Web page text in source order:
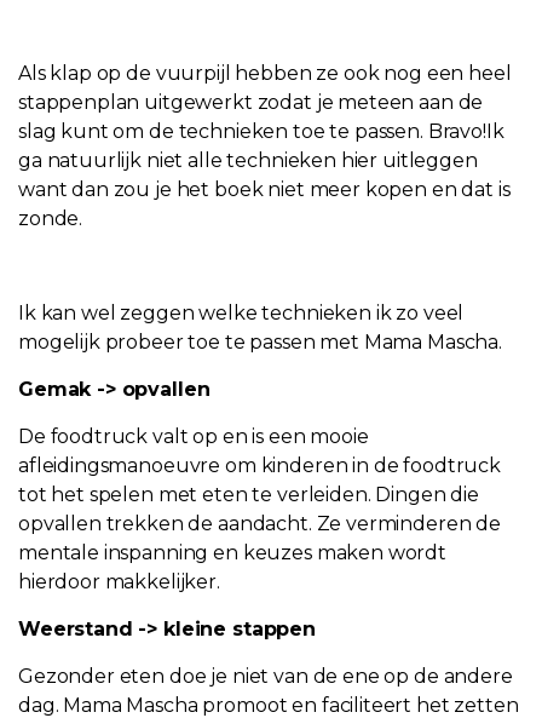
Als klap op de vuurpijl hebben ze ook nog een heel
stappenplan uitgewerkt zodat je meteen aan de
slag kunt om de technieken toe te passen. Bravo!Ik
ga natuurlijk niet alle technieken hier uitleggen
want dan zou je het boek niet meer kopen en dat is
zonde.
Ik kan wel zeggen welke technieken ik zo veel
mogelijk probeer toe te passen met Mama Mascha.
Gemak -> opvallen
De foodtruck valt op en is een mooie
afleidingsmanoeuvre om kinderen in de foodtruck
tot het spelen met eten te verleiden. Dingen die
opvallen trekken de aandacht. Ze verminderen de
mentale inspanning en keuzes maken wordt
hierdoor makkelijker.
Weerstand -> kleine stappen
Gezonder eten doe je niet van de ene op de andere
dag. Mama Mascha promoot en faciliteert het zetten